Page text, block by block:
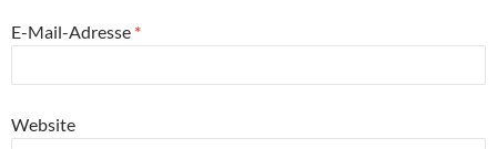
E-Mail-Adresse *
Website